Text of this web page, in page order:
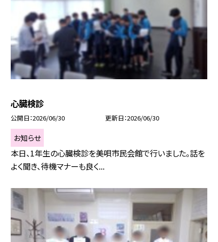
心臓検診
公開日 2026/06/30 更新日 2026/06/30
お知らせ
本日、1年生の心臓検診を美唄市民会館で行いました。話を
よく聞き、待機マナーも良く...